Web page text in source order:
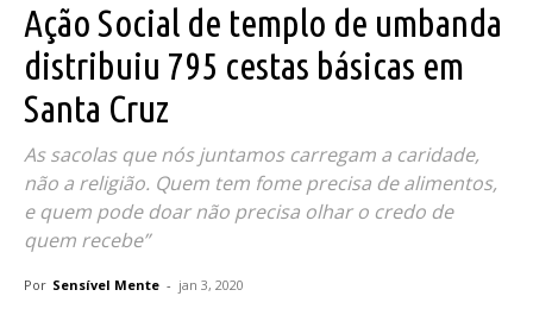
Ação Social de templo de umbanda
distribuiu 795 cestas básicas em
Santa Cruz
As sacolas que nós juntamos carregam a caridade,
não a religião. Quem tem fome precisa de alimentos,
e quem pode doar não precisa olhar o credo de
quem recebe”
Por Sensível Mente - jan 3, 2020